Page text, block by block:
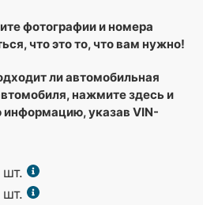
фотографии и номера
что это то, что вам нужно!
ли автомобильная
нажмите здесь и
информацию, указав VIN-
шт.